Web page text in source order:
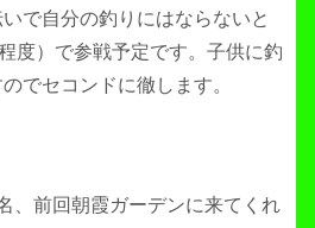
で自分の釣りにはならないと
度）で参戦予定です。子供に釣
でセコンドに徹します。
、前回朝霞ガーデンに来てくれ